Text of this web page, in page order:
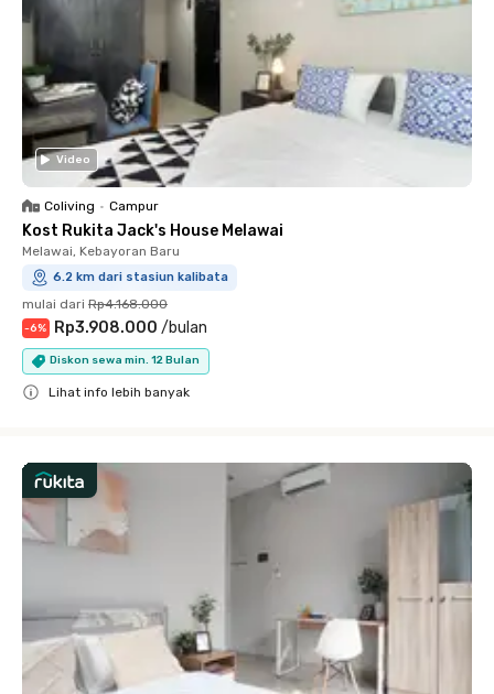
Video
Coliving • Campur
Kost Rukita Jack's House Melawai
Melawai, Kebayoran Baru
6.2 km dari stasiun kalibata
mulai dari Rp4.168.000
-6% Rp3.908.000 /bulan
Diskon sewa min. 12 Bulan
Lihat info lebih banyak